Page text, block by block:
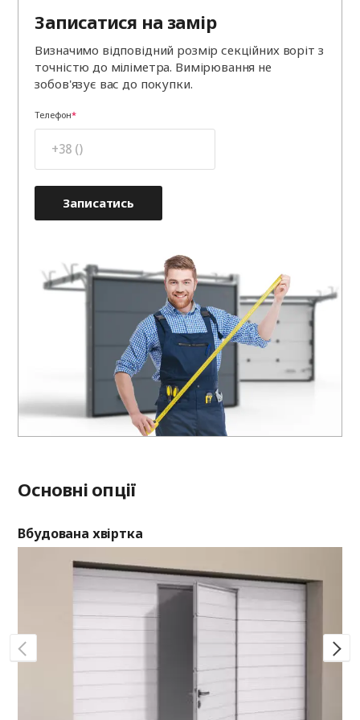
Записатися на замір
Визначимо відповідний розмір секційних воріт з
точністю до міліметра. Вимірювання не
зобов'язує вас до покупки.
Телефон
Записатись
Основні опції
Вбудована хвіртка